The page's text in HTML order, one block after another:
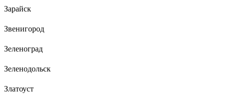
Зарайск
Звенигород
Зеленоград
Зеленодольск
Златоуст